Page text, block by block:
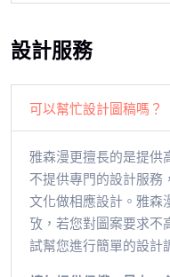
設計服務
可以幫忙設計圖稿嗎？
雅森漫更擅長的是提供
不提供專門的設計服務
文化做相應設計。雅森
攷，若您對圖案要求不
試幫您進行簡單的設計